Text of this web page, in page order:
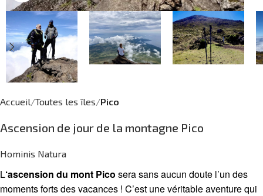
Accueil Toutes les îles Pico
Ascension de jour de la montagne Pico
Hominis Natura
L‘ascension du mont Pico sera sans aucun doute l’un des
moments forts des vacances ! C’est une véritable aventure qui